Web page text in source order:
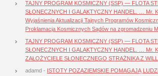
TAJNY PROGRAM KOSMICZNY (SSP) — FLOTA
SŁONECZNYCH I GALAKTYCZNY HANDEL. … Mr.
Wyjaśnienia Aktualizacji Tajnych Programów
Proklamacja Kosmicznych Sądów na zgromadzeniu
TAJNY PROGRAM KOSMICZNY (SSP) — FLOTA
SŁONECZNYCH I GALAKTYCZNY HANDEL. … Mr.
ZAŁOŻYCIELE SŁONECZNEGO STRAŻNIKA Z
adamd - ISTOTY POZAZIEMSKIE POMAGAJĄ